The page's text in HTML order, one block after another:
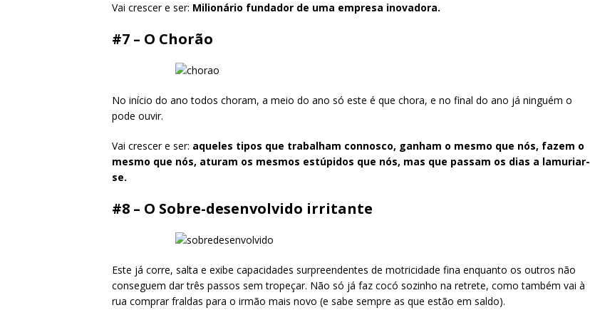
Vai crescer e ser: Milionário fundador de uma empresa inovadora.
#7 – O Chorão
No início do ano todos choram, a meio do ano só este é que chora, e no final do ano já ninguém o
pode ouvir.
Vai crescer e ser: aqueles tipos que trabalham connosco, ganham o mesmo que nós, fazem o
mesmo que nós, aturam os mesmos estúpidos que nós, mas que passam os dias a lamuriar-
se.
#8 – O Sobre-desenvolvido irritante
Este já corre, salta e exibe capacidades surpreendentes de motricidade fina enquanto os outros não
conseguem dar três passos sem tropeçar. Não só já faz cocó sozinho na retrete, como também vai à
rua comprar fraldas para o irmão mais novo (e sabe sempre as que estão em saldo).